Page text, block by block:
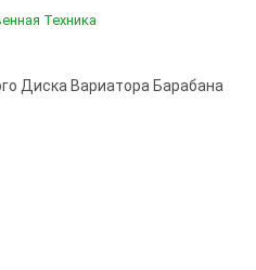
Техника
Диска Вариатора Барабана